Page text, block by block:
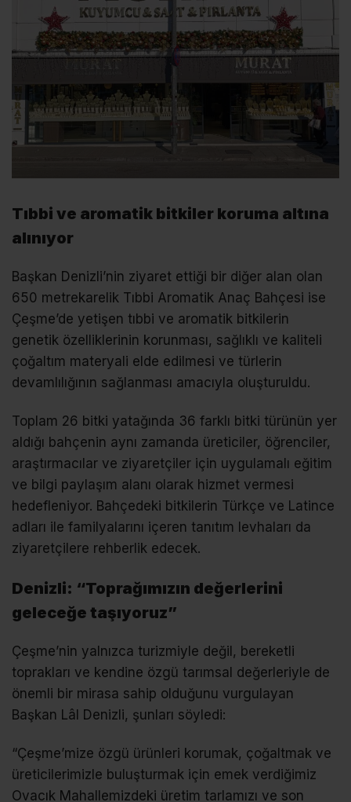
Tıbbi ve aromatik bitkiler koruma altına
alınıyor
Başkan Denizli’nin ziyaret ettiği bir diğer alan olan
650 metrekarelik Tıbbi Aromatik Anaç Bahçesi ise
Çeşme’de yetişen tıbbi ve aromatik bitkilerin
genetik özelliklerinin korunması, sağlıklı ve kaliteli
çoğaltım materyali elde edilmesi ve türlerin
devamlılığının sağlanması amacıyla oluşturuldu.
Toplam 26 bitki yatağında 36 farklı bitki türünün yer
aldığı bahçenin aynı zamanda üreticiler, öğrenciler,
araştırmacılar ve ziyaretçiler için uygulamalı eğitim
ve bilgi paylaşım alanı olarak hizmet vermesi
hedefleniyor. Bahçedeki bitkilerin Türkçe ve Latince
adları ile familyalarını içeren tanıtım levhaları da
ziyaretçilere rehberlik edecek.
Denizli: “Toprağımızın değerlerini
geleceğe taşıyoruz”
Çeşme’nin yalnızca turizmiyle değil, bereketli
toprakları ve kendine özgü tarımsal değerleriyle de
önemli bir mirasa sahip olduğunu vurgulayan
Başkan Lâl Denizli, şunları söyledi:
“Çeşme’mize özgü ürünleri korumak, çoğaltmak ve
üreticilerimizle buluşturmak için emek verdiğimiz
Ovacık Mahallemizdeki üretim tarlamızı ve son